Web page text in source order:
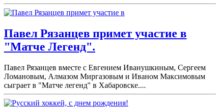
Павел Рязанцев примет участие в
"Матче Легенд".
Павел Рязанцев вместе с Евгением Иванушкиным, Сергеем
Ломановым, Алмазом Миргазовым и Иваном Максимовым
сыграет в "Матче легенд" в Хабаровске....